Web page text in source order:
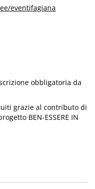
eventifagiana
obbligatoria da
grazie al contributo di
BEN-ESSERE IN